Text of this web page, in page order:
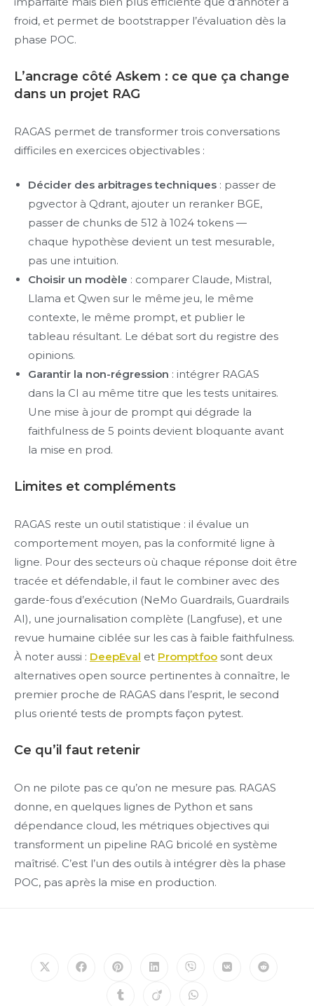
froid, et permet de bootstrapper l’évaluation dès la
phase POC.
L’ancrage côté Askem : ce que ça change
dans un projet RAG
RAGAS permet de transformer trois conversations
difficiles en exercices objectivables :
Décider des arbitrages techniques : passer de
pgvector à Qdrant, ajouter un reranker BGE,
passer de chunks de 512 à 1024 tokens —
chaque hypothèse devient un test mesurable,
pas une intuition.
Choisir un modèle : comparer Claude, Mistral,
Llama et Qwen sur le même jeu, le même
contexte, le même prompt, et publier le
tableau résultant. Le débat sort du registre des
opinions.
Garantir la non-régression : intégrer RAGAS
dans la CI au même titre que les tests unitaires.
Une mise à jour de prompt qui dégrade la
faithfulness de 5 points devient bloquante avant
la mise en prod.
Limites et compléments
RAGAS reste un outil statistique : il évalue un
comportement moyen, pas la conformité ligne à
ligne. Pour des secteurs où chaque réponse doit être
tracée et défendable, il faut le combiner avec des
garde-fous d’exécution (NeMo Guardrails, Guardrails
AI), une journalisation complète (Langfuse), et une
revue humaine ciblée sur les cas à faible faithfulness.
À noter aussi : DeepEval et Promptfoo sont deux
alternatives open source pertinentes à connaître, le
premier proche de RAGAS dans l’esprit, le second
plus orienté tests de prompts façon pytest.
Ce qu’il faut retenir
On ne pilote pas ce qu’on ne mesure pas. RAGAS
donne, en quelques lignes de Python et sans
dépendance cloud, les métriques objectives qui
transforment un pipeline RAG bricolé en système
maîtrisé. C’est l’un des outils à intégrer dès la phase
POC, pas après la mise en production.
Opens Opens Opens
a
new
Opens
a
new
Opens
a
new
Opens Opens
Opens Opens Opens